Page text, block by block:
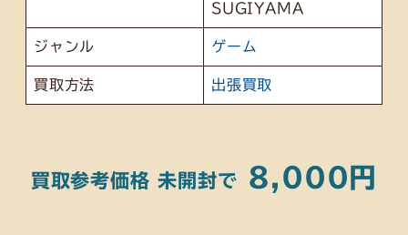
SUGIYAMA
ジャンル ゲーム
買取方法 出張買取
買取参考価格 未開封で 8,000円